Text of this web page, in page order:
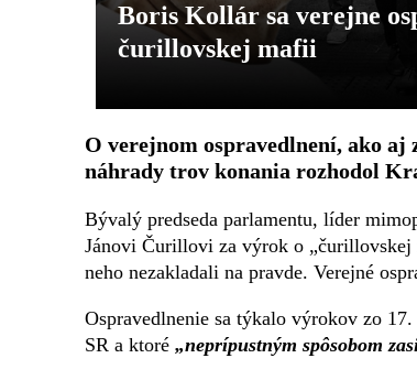
Boris Kollár sa verejne
čurillovskej mafii
O verejnom ospravedlnení, ako
náhrady trov konania rozhodol
Bývalý predseda parlamentu, líder
Jánovi Čurillovi za výrok o
neho nezakladali na pravde. Verejné
Ospravedlnenie sa týkalo výrokov zo
SR a ktoré „neprípustným spôsobom